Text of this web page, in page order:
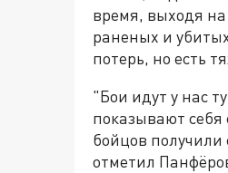
время, выходя
раненых и
потерь, но есть
"Бои идут у нас
показывают
бойцов получили
отметил